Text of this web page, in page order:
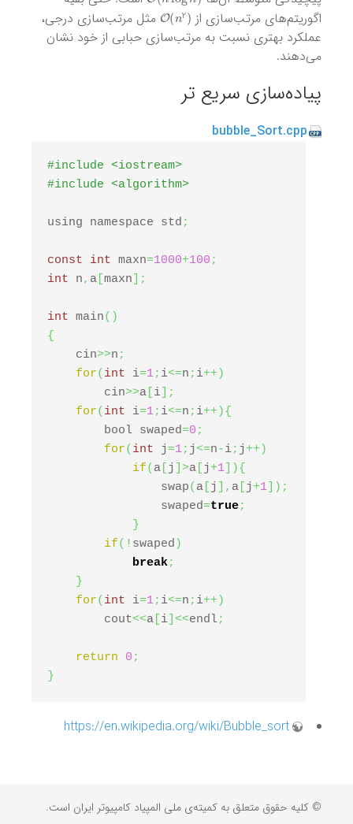
اگوریتم‌های مرتب‌سازی از
O(n 2)
مثل مرتب‌سازی درجی،
عملکرد بهتری نسبت به مرتب‌سازی حبابی از خود نشان
می‌دهند.
پیاده‌سازی سریع تر
bubble_Sort.cpp
#include <iostream>
#include <algorithm>
using namespace std;
const int maxn=1000+100;
int n, a maxn ;
int main( )
{
    cin
>>n;
for( int i=1; i<=n; i++ )
        cin
>>a i
;
for( int i=1; i<=n; i++ ){
        bool swaped
=0;
for( int j =1; j <=n-i; j ++ )
if( a j >a j +1 ){
                swap
( a j , a j +1 ) ;
                swaped
=true;
}
if( ! swaped )
break;
}
for( int i=1; i<=n; i++ )
        cout
<<a i <<endl;
return 0;
}
https://en.wikipedia.org/wiki/Bubble_sort
© کلیه حقوق متعلق به کمیته‌ی ملی المپیاد کامپیوتر ایران است.